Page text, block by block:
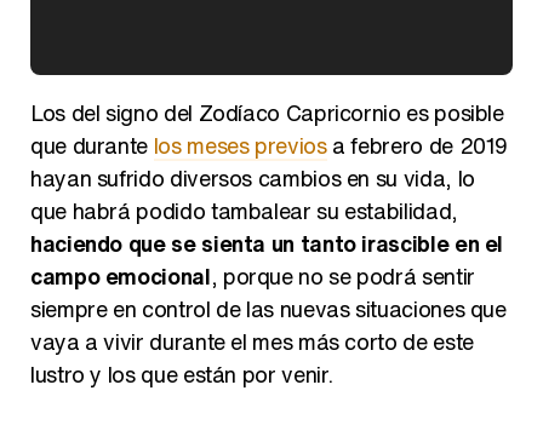
Los del signo del Zodíaco Capricornio es posible
que durante los meses previosa febrero de 2019
hayan sufrido diversos cambios en su vida, lo
que habrá podido tambalear su estabilidad,
haciendo que se sienta un tanto irascible en el
campo emocional, porque no se podrá sentir
siempre en control de las nuevas situaciones que
vaya a vivir durante el mes más corto de este
lustro y los que están por venir.